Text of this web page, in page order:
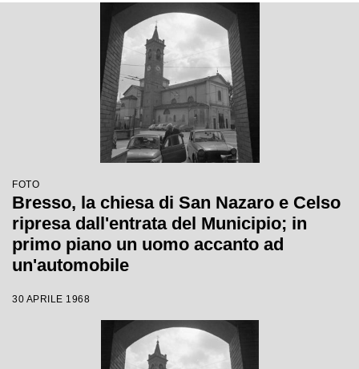
FOTO
Bresso, la chiesa di San Nazaro e Celso
ripresa dall'entrata del Municipio; in
primo piano un uomo accanto ad
un'automobile
30 APRILE 1968